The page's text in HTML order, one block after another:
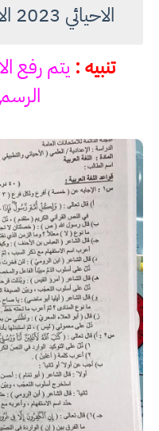
الاحيائي 2023 الامتحان الوزاري دور ثاني
تنبيه : يتم رفع